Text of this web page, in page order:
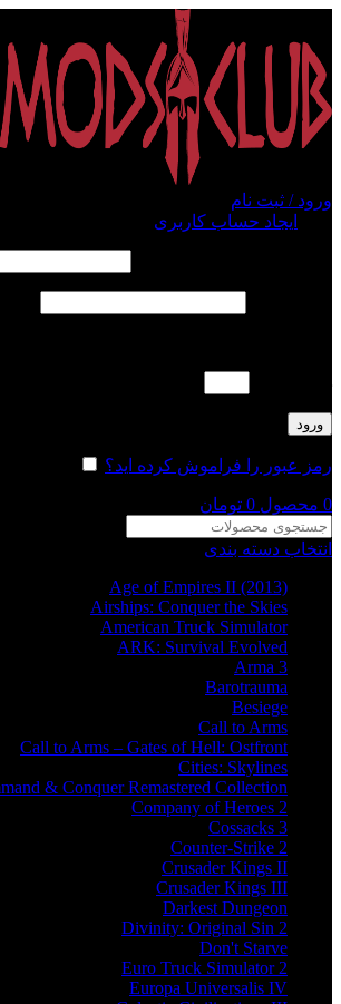
ورود / ثبت نام
ایجاد حساب کاربری
ورود
رمز عبور را فراموش کرده اید؟
0 محصول 0 تومان
انتخاب دسته بندی
Age of Empires II (2013)
Airships: Conquer the Skies
American Truck Simulator
ARK: Survival Evolved
Arma 3
Barotrauma
Besiege
Call to Arms
Call to Arms – Gates of Hell: Ostfront
Cities: Skylines
& Conquer Remastered Collection
Company of Heroes 2
Cossacks 3
Counter-Strike 2
Crusader Kings II
Crusader Kings III
Darkest Dungeon
Divinity: Original Sin 2
Don't Starve
Euro Truck Simulator 2
Europa Universalis IV